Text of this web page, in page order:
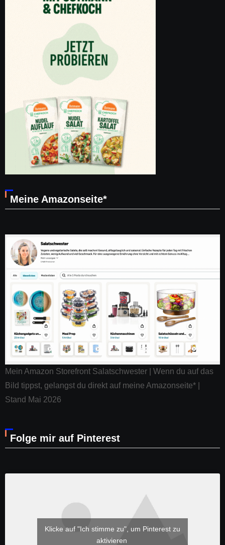
Meine Amazonseite*
Mein Amazon Storefront Salatschwester | Wenn du auf das
Bild tippst, gelangst du direkt auf meine Amazonseite* |
Stand Mai 2026
Folge mir auf Pinterest
Klicke auf "Ich stimme zu", um Pinterest zu
aktivieren